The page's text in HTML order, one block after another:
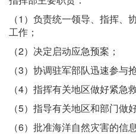
（1）负责统一领导、指挥
工作；
（2）决定启动应急预案；
（3）协调驻军部队迅速参与
（4）指挥有关地区做好紧急
（5）指导有关地区和部门做
（6）批准海洋自然灾害的信